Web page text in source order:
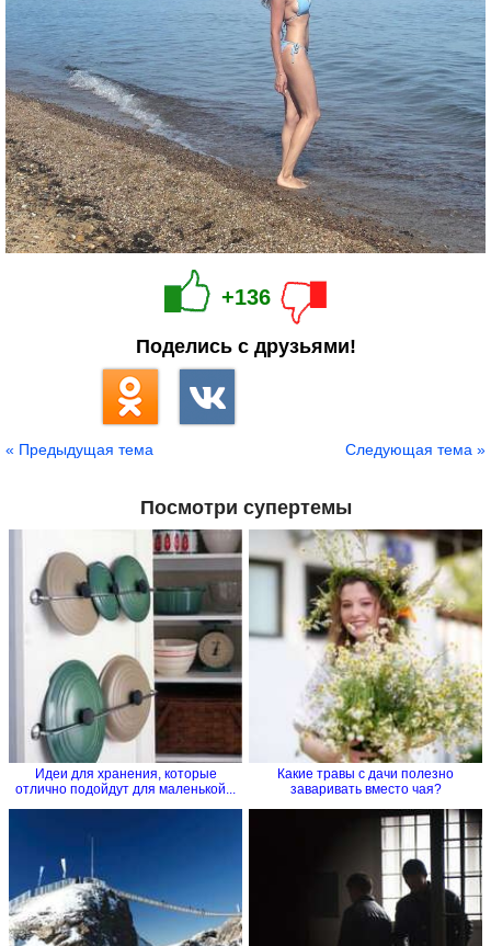
+136
Поделись с друзьями!
« Предыдущая тема Следующая тема »
Посмотри супертемы
Идеи для хранения, которые
отлично подойдут для маленькой...
Какие травы с дачи полезно
заваривать вместо чая?